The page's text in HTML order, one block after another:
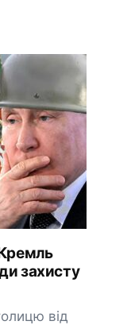
захисту
від